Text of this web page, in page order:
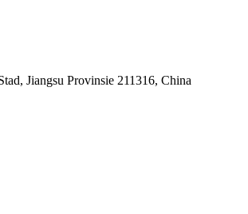
Jiangsu Provinsie 211316, China